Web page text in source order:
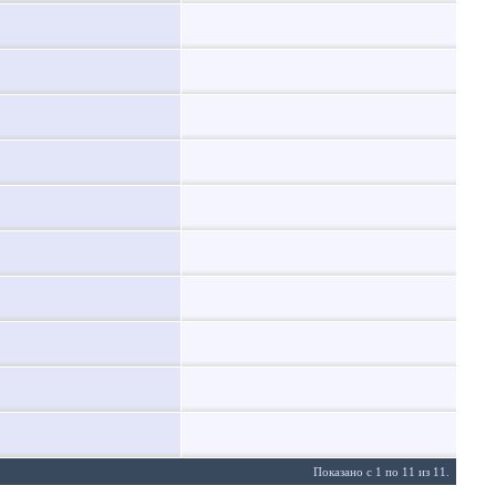
Показано с 1 по 11 из 11.